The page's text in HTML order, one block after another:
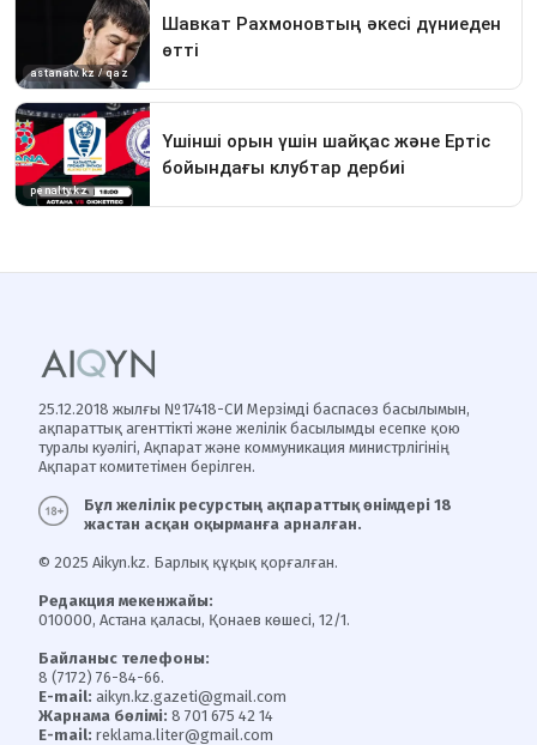
25.12.2018 жылғы №17418-СИ Мерзімді баспасөз басылымын,
ақпараттық агенттікті және желілік басылымды есепке қою
туралы куәлігі, Ақпарат және коммуникация министрлігінің
Ақпарат комитетімен берілген.
Бұл желілік ресурстың ақпараттық өнімдері 18
жастан асқан оқырманға арналған.
© 2025 Aikyn.kz. Барлық құқық қорғалған.
Редакция мекенжайы:
010000, Астана қаласы, Қонаев көшесі, 12/1.
Байланыс телефоны:
8 (7172) 76-84-66.
E-mail: aikyn.kz.gazeti@gmail.com
Жарнама бөлімі: 8 701 675 42 14
E-mail: reklama.liter@gmail.com